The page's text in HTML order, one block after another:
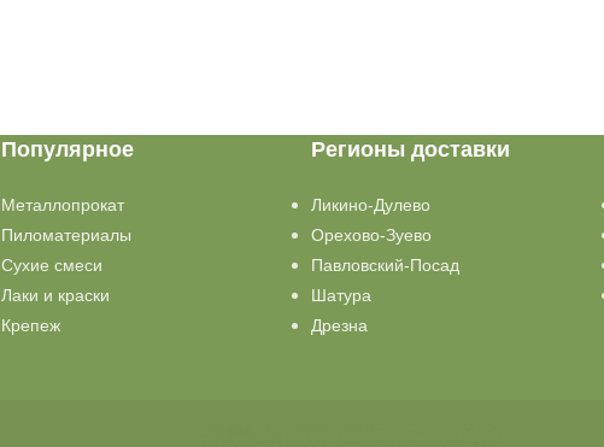
Популярное
Металлопрокат
Пиломатериалы
Сухие смеси
Лаки и краски
Крепеж
Регионы доставки
Ликино-Дулево
Орехово-Зуево
Павловский-Посад
Шатура
Дрезна